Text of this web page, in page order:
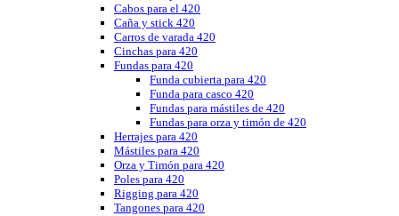
Cabos para el 420
Caña y stick 420
Carros de varada 420
Cinchas para 420
Fundas para 420
Funda cubierta para 420
Funda para casco 420
Fundas para mástiles de 420
Fundas para orza y timón de 420
Herrajes para 420
Mástiles para 420
Orza y Timón para 420
Poles para 420
Rigging para 420
Tangones para 420